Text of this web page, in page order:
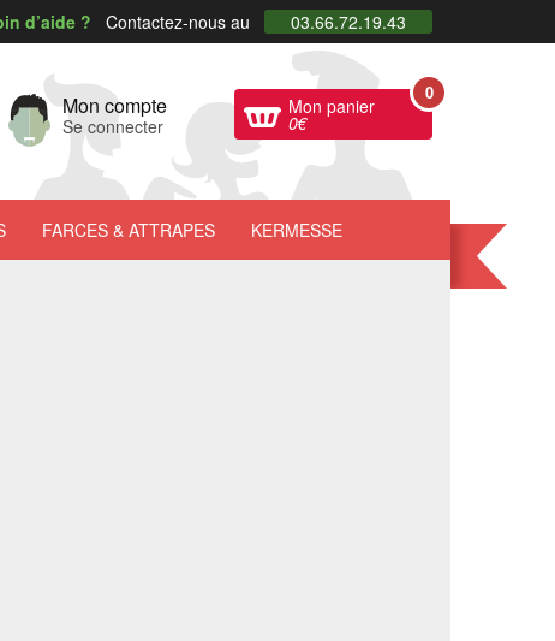
d’aide ? Contactez-nous au 03.66.72.19.43
Mon compte
Se connecter
Mon panier
0€
0
FARCES & ATTRAPES KERMESSE